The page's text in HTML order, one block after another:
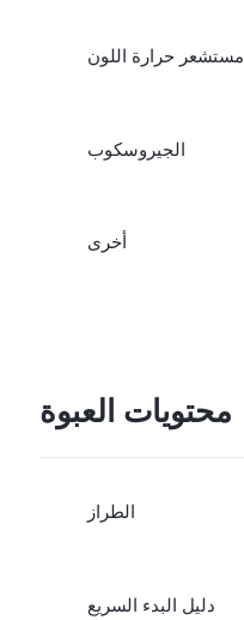
مستشعر حرارة اللون
الجيروسكوب
أخرى
محتويات العبوة
الطراز
دليل البدء السريع